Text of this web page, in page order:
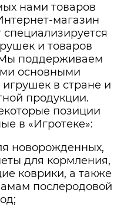
нами товаров
магазин
специализируется
и товаров
Мы поддерживаем
основными
в стране и
продукции.
позиции
в «Игротеке»:
новорожденных,
для кормления,
коврики, а также
послеродовой